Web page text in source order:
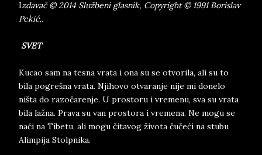
Izdavač © 2014 Službeni glasnik, Copyright © 1991 Borislav
Pekić,.
SVET
Kucao sam na tesna vrata i ona su se otvorila, ali su to
bila pogrešna vrata. Njihovo otvaranje nije mi donelo
ništa do razočarenje. U prostoru i vremenu, sva su vrata
bila lažna. Prava su van prostora i vremena. Ne mogu se
naći na Tibetu, ali mogu čitavog života čučeći na stubu
Alimpija Stolpnika.